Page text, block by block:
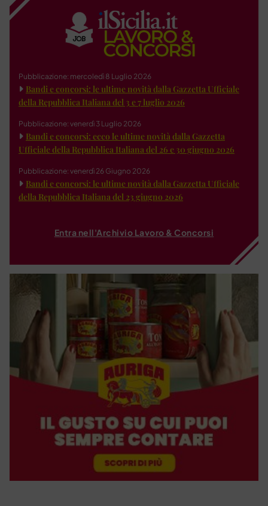
Pubblicazione: mercoledì 8 Luglio 2026
Bandi e concorsi: le ultime novità dalla Gazzetta Ufficiale
della Repubblica Italiana del 3 e 7 luglio 2026
Pubblicazione: venerdì 3 Luglio 2026
Bandi e concorsi: ecco le ultime novità dalla Gazzetta
Ufficiale della Repubblica Italiana del 26 e 30 giugno 2026
Pubblicazione: venerdì 26 Giugno 2026
Bandi e concorsi: le ultime novità dalla Gazzetta Ufficiale
della Repubblica Italiana del 23 giugno 2026
Entra nell'Archivio Lavoro & Concorsi